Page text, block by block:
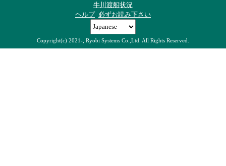
牛川渡船状況
ヘルプ 必ずお読み下さい
Copyright(c) 2021-, Ryobi Systems Co.,Ltd. All Rights Reserved.